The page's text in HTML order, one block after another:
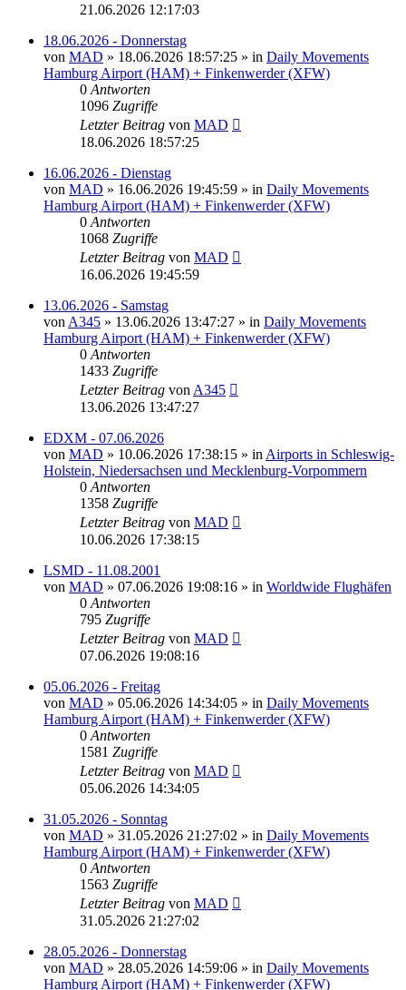
21.06.2026 12:17:03
18.06.2026 - Donnerstag
von MAD » 18.06.2026 18:57:25 » in Daily Movements
Hamburg Airport (HAM) + Finkenwerder (XFW)
0 Antworten
1096 Zugriffe
Letzter Beitrag von MAD
18.06.2026 18:57:25
16.06.2026 - Dienstag
von MAD » 16.06.2026 19:45:59 » in Daily Movements
Hamburg Airport (HAM) + Finkenwerder (XFW)
0 Antworten
1068 Zugriffe
Letzter Beitrag von MAD
16.06.2026 19:45:59
13.06.2026 - Samstag
von A345 » 13.06.2026 13:47:27 » in Daily Movements
Hamburg Airport (HAM) + Finkenwerder (XFW)
0 Antworten
1433 Zugriffe
Letzter Beitrag von A345
13.06.2026 13:47:27
EDXM - 07.06.2026
von MAD » 10.06.2026 17:38:15 » in Airports in Schleswig-
Holstein, Niedersachsen und Mecklenburg-Vorpommern
0 Antworten
1358 Zugriffe
Letzter Beitrag von MAD
10.06.2026 17:38:15
LSMD - 11.08.2001
von MAD » 07.06.2026 19:08:16 » in Worldwide Flughäfen
0 Antworten
795 Zugriffe
Letzter Beitrag von MAD
07.06.2026 19:08:16
05.06.2026 - Freitag
von MAD » 05.06.2026 14:34:05 » in Daily Movements
Hamburg Airport (HAM) + Finkenwerder (XFW)
0 Antworten
1581 Zugriffe
Letzter Beitrag von MAD
05.06.2026 14:34:05
31.05.2026 - Sonntag
von MAD » 31.05.2026 21:27:02 » in Daily Movements
Hamburg Airport (HAM) + Finkenwerder (XFW)
0 Antworten
1563 Zugriffe
Letzter Beitrag von MAD
31.05.2026 21:27:02
28.05.2026 - Donnerstag
von MAD » 28.05.2026 14:59:06 » in Daily Movements
Hamburg Airport (HAM) + Finkenwerder (XFW)